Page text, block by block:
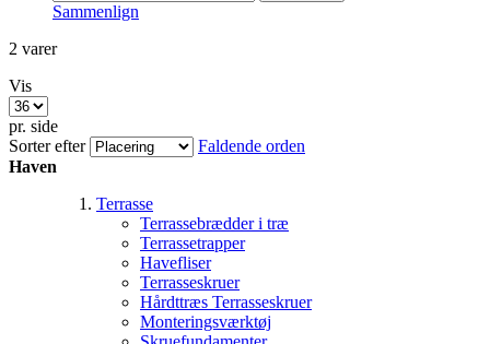
Sammenlign
2 varer
Vis
pr. side
Sorter efter
Faldende orden
Haven
Terrasse
Terrassebrædder i træ
Terrassetrapper
Havefliser
Terrasseskruer
Hårdttræs Terrasseskruer
Monteringsværktøj